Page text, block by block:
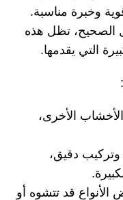
وخبرة مناسبة.
الصحيح، تظل هذه
التي يقدمها.
الأخرى،
وتركيب دقيق،
الأنواع قد تتشوه أو